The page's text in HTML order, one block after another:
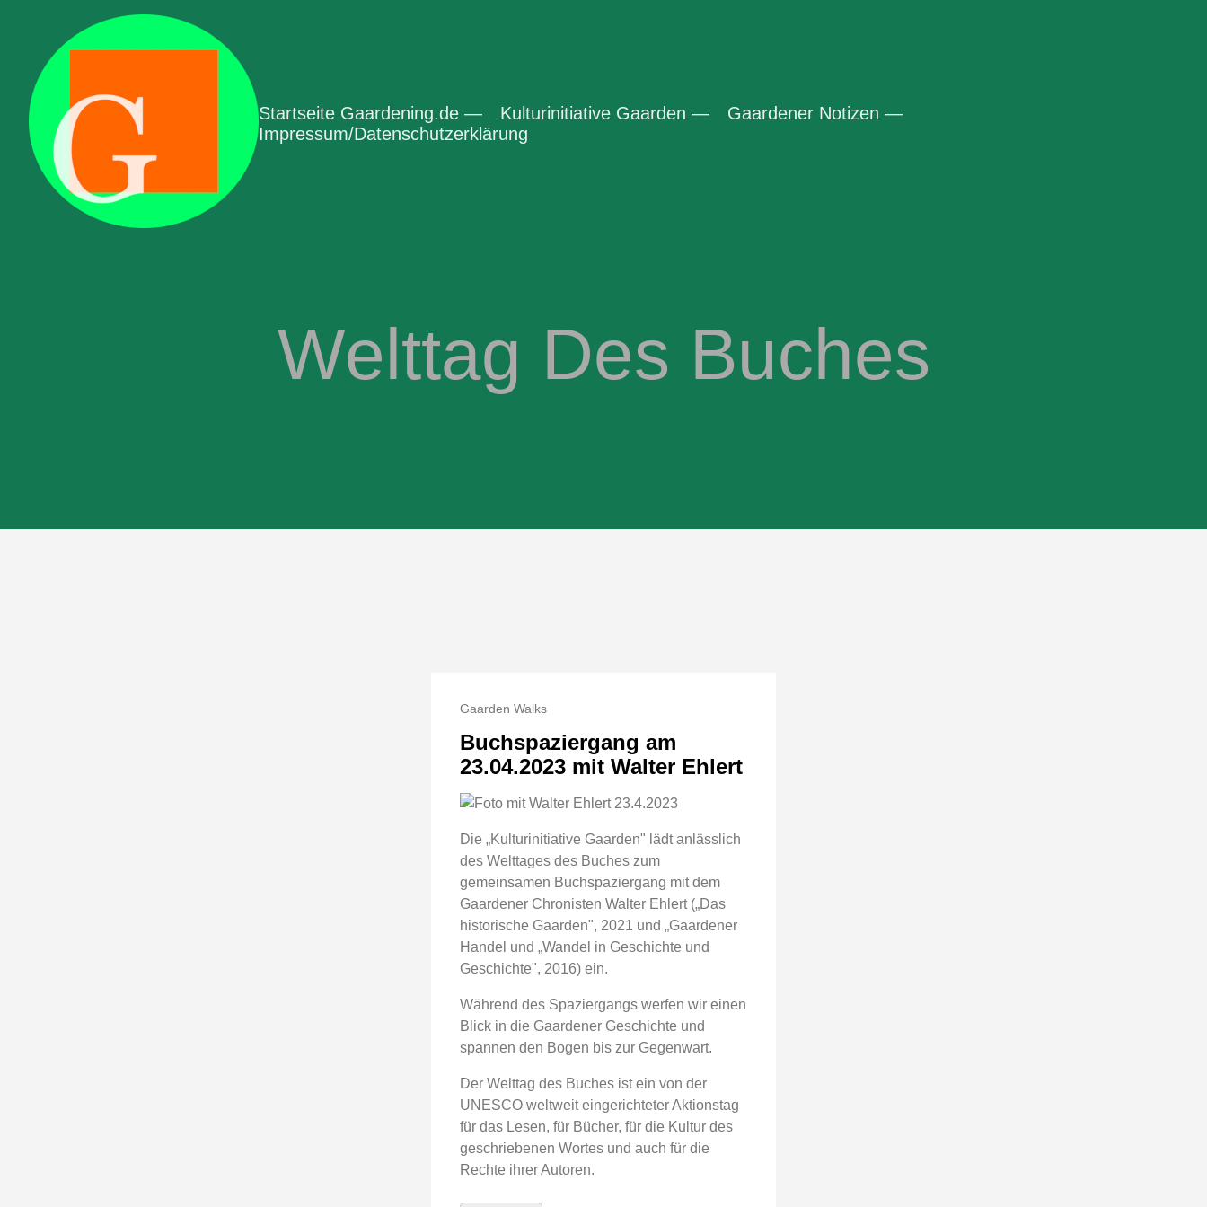
Startseite Gaardening.de — Kulturinitiative Gaarden —
Gaardener Notizen —
Impressum/Datenschutzerklärung
Welttag Des Buches
Gaarden Walks
Buchspaziergang am
23.04.2023 mit Walter Ehlert
Die „Kulturinitiative Gaarden" lädt anlässlich
des Welttages des Buches zum
gemeinsamen Buchspaziergang mit dem
Gaardener Chronisten Walter Ehlert („Das
historische Gaarden", 2021 und „Gaardener
Handel und „Wandel in Geschichte und
Geschichte", 2016) ein.
Während des Spaziergangs werfen wir einen
Blick in die Gaardener Geschichte und
spannen den Bogen bis zur Gegenwart.
Der Welttag des Buches ist ein von der
UNESCO weltweit eingerichteter Aktionstag
für das Lesen, für Bücher, für die Kultur des
geschriebenen Wortes und auch für die
Rechte ihrer Autoren.